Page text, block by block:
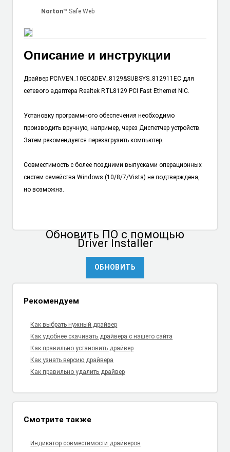
Norton™ Safe Web
Описание и инструкции
Драйвер PCI\VEN_10EC&DEV_8129&SUBSYS_812911EC для
сетевого адаптера Realtek RTL8129 PCI Fast Ethernet NIC.
Установку программного обеспечения необходимо
производить вручную, например, через Диспетчер устройств.
Затем рекомендуется перезагрузить компьютер.
Совместимость с более поздними выпусками операционных
систем семейства Windows (10/8/7/Vista) не подтверждена,
но возможна.
Обновить ПО с помощью
Driver Installer
ОБНОВИТЬ
Рекомендуем
Как выбрать нужный драйвер
Как удобнее скачивать драйвера с нашего сайта
Как правильно установить драйвер
Как узнать версию драйвера
Как правильно удалить драйвер
Смотрите также
Индикатор совместимости драйверов